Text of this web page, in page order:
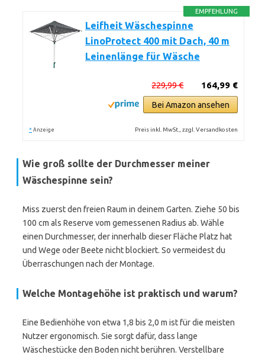
EMPFEHLUNG
Leifheit Wäschespinne
LinoProtect 400 mit Dach, 40 m
Leinenlänge für Wäsche
164,99 €
229,99 €
Bei Amazon ansehen
* Anzeige Preis inkl. MwSt., zzgl. Versandkosten
Wie groß sollte der Durchmesser meiner
Wäschespinne sein?
Miss zuerst den freien Raum in deinem Garten. Ziehe 50 bis
100 cm als Reserve vom gemessenen Radius ab. Wähle
einen Durchmesser, der innerhalb dieser Fläche Platz hat
und Wege oder Beete nicht blockiert. So vermeidest du
Überraschungen nach der Montage.
Welche Montagehöhe ist praktisch und warum?
Eine Bedienhöhe von etwa 1,8 bis 2,0 m ist für die meisten
Nutzer ergonomisch. Sie sorgt dafür, dass lange
Wäschestücke den Boden nicht berühren. Verstellbare